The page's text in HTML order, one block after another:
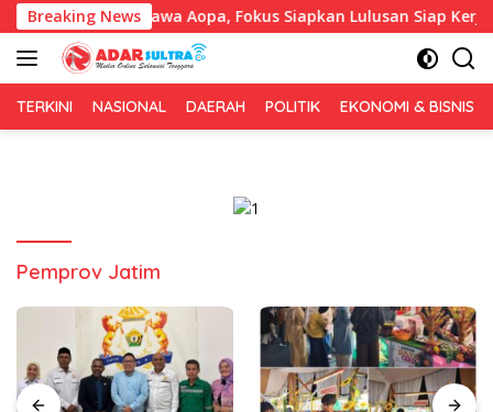
Langsung
ke
konten
Breaking News
IAI Rawa Aopa, Fokus Siapkan Lulusan Siap Kerja dan
TERKINI NASIONAL DAERAH POLITIK EKONOMI & BISNIS
Pemprov Jatim